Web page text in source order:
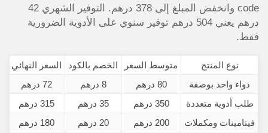
code وانخفض المبلغ إلى 378 درهم. التوفير الشهري 42
درهم يعني 504 درهم توفير سنوي على الأدوية الضرورية
فقط.
نوع المنتج متوسط السعر الخصم بالكود
السعر النهائي
دواء واحد بوصفة
80 درهم 8 درهم
72 درهم
طلب أدوية متعددة
350 درهم 35 درهم
315 درهم
فيتامينات ومكملات
200 درهم 20 درهم
180 درهم